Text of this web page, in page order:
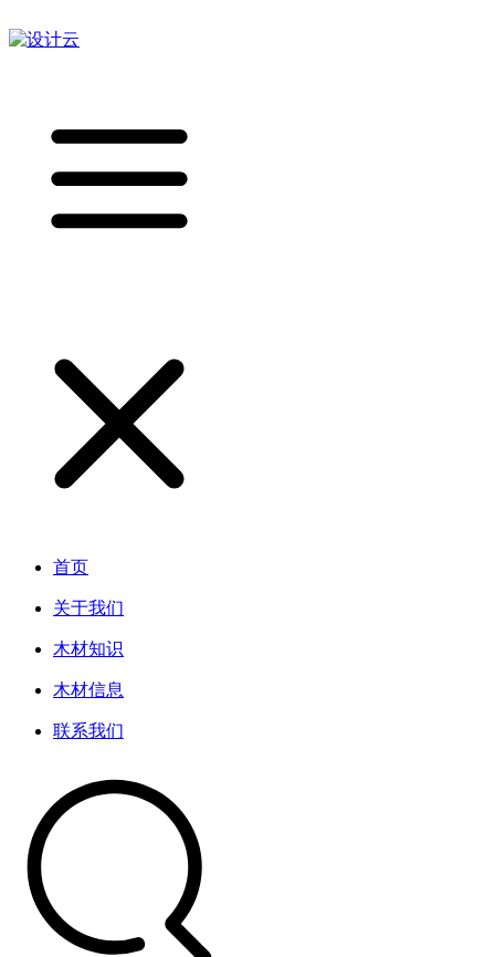
首页
关于我们
木材知识
木材信息
联系我们